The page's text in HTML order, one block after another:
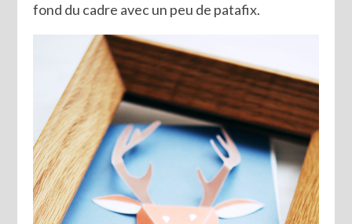
fond du cadre avec un peu de patafix.